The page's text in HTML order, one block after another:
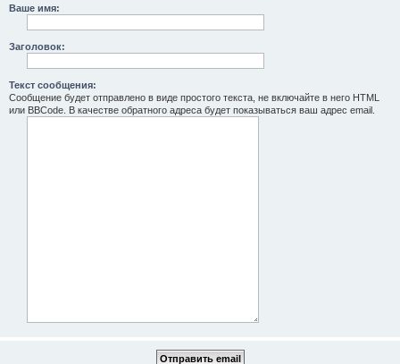
Ваше имя:
Заголовок:
Текст сообщения:
Сообщение будет отправлено в виде простого текста, не включайте в него HTML
или BBCode. В качестве обратного адреса будет показываться ваш адрес email.